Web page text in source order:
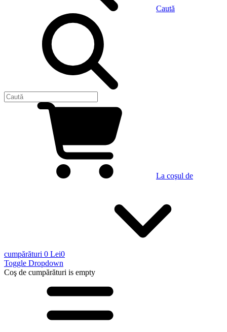
Caută
La coşul de
cumpărături 0 Lei0
Toggle Dropdown
Coş de cumpărături is empty